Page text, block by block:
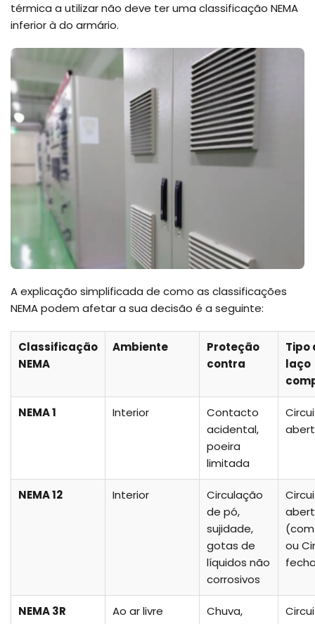
térmica a utilizar não deve ter uma classificação NEMA
inferior à do armário.
A explicação simplificada de como as classificações
NEMA podem afetar a sua decisão é a seguinte:
Classificação
NEMA
Ambiente
Proteção
contra
Tipo
laço
NEMA 1 Interior
Contacto
acidental,
poeira
limitada
NEMA 12 Interior
Circulação
de pó,
sujidade,
gotas de
líquidos não
corrosivos
ou
NEMA 3R Ao ar livre
Chuva,